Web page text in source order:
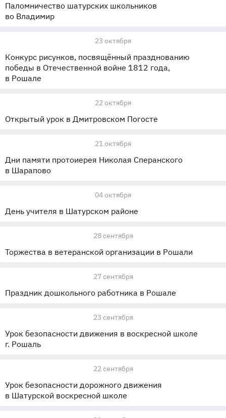
Паломничество шатурских школьников
во Владимир
23 октября
Конкурс рисунков, посвящённый празднованию
победы в Отечественной войне 1812 года,
в Рошале
22 октября
Открытый урок в Дмитровском Погосте
21 октября
Дни памяти протоиерея Николая Сперанского
в Шарапово
04 октября
День учителя в Шатурском районе
28 сентября
Торжества в ветеранской организации в Рошали
27 сентября
Праздник дошкольного работника в Рошале
23 сентября
Урок безопасности движения в воскресной школе
г. Рошаль
22 сентября
Урок безопасности дорожного движения
в Шатурской воскресной школе